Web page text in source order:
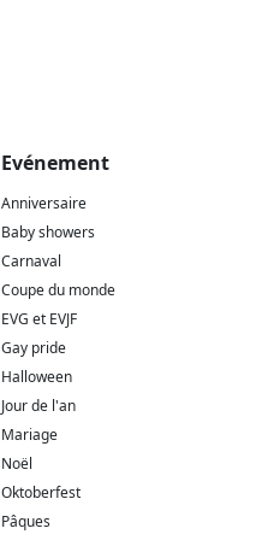
Evénement
Anniversaire
Baby showers
Carnaval
Coupe du monde
EVG et EVJF
Gay pride
Halloween
Jour de l'an
Mariage
Noël
Oktoberfest
Pâques